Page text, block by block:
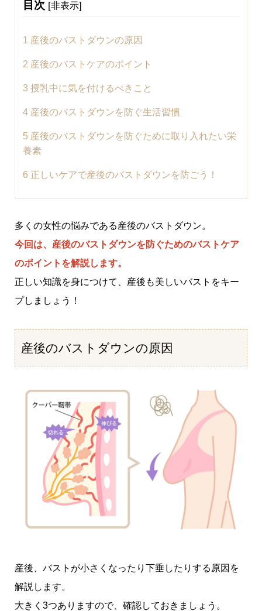
目次 [非表示]
1 産後のバストダウンの原因
2 産後のバストケアのポイント
3 授乳中に気を付けるべきこと
4 産後のバストダウンを防ぐ生活習慣
5 産後のバストダウンを防ぐために取り入れたい栄
養素
6 正しいケアで産後のバストダウンを防ごう！
多くの女性の悩みである産後のバストダウン。
今回は、産後のバストダウンを防ぐためのバストケア
のポイントを解説します。
正しい知識を身につけて、産後も美しいバストをキー
プしましょう！
産後のバストダウンの原因
産後、バストが小さくなったり下垂したりする原因を
解説します。
大きく3つありますので、確認しておきましょう。